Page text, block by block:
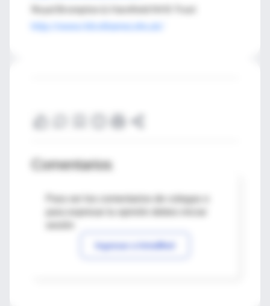
Royal Brompton & Harefield NHS Trust
http://www.rbh.nthames.nhs.uk/
Comentarios
Para ver los comentarios de colegas o
Ingresar a IntraMed